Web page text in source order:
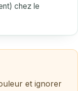
chez le
et ignorer